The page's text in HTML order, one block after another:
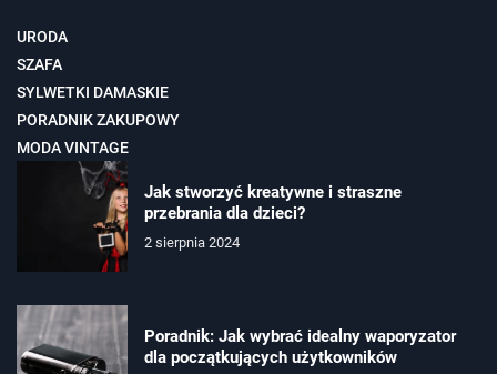
URODA
SZAFA
SYLWETKI DAMASKIE
PORADNIK ZAKUPOWY
MODA VINTAGE
Jak stworzyć kreatywne i straszne
przebrania dla dzieci?
2 sierpnia 2024
Poradnik: Jak wybrać idealny waporyzator
dla początkujących użytkowników